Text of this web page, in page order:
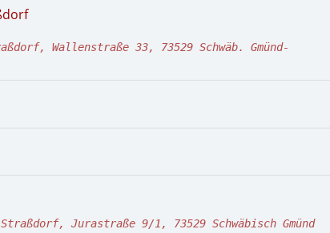
Wallenstraße 33, 73529 Schwäb. Gmünd-
Jurastraße 9/1, 73529 Schwäbisch Gmünd